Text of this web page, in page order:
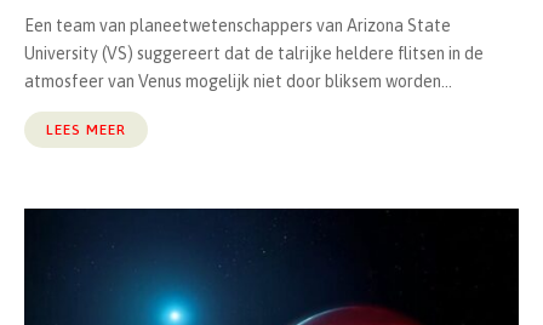
Een team van planeetwetenschappers van Arizona State
University (VS) suggereert dat de talrijke heldere flitsen in de
atmosfeer van Venus mogelijk niet door bliksem worden...
LEES MEER